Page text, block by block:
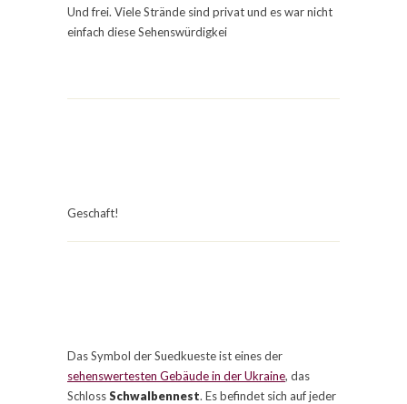
Und frei. Viele Strände sind privat und es war nicht
einfach diese Sehenswürdigkei
Geschaft!
Das Symbol der Suedkueste ist eines der
sehenswertesten Gebäude in der Ukraine, das
SchlossSchwalbennest. Es befindet sich auf jeder